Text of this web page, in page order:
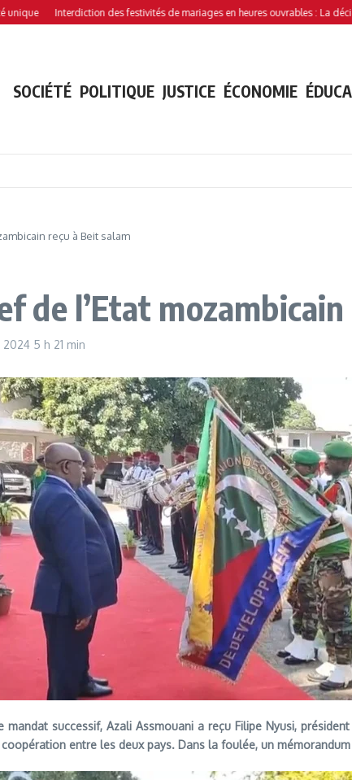
Interdiction des festivités de mariages en heures ouvrables : La décision
SOCIÉTÉ POLITIQUE JUSTICE ÉCONOMIE
reçu à Beit salam
de l’Etat
2024 5 h 21 min
successif, Azali Assmouani a reçu Filipe Nyusi,
entre les deux pays. Dans la foulée, un